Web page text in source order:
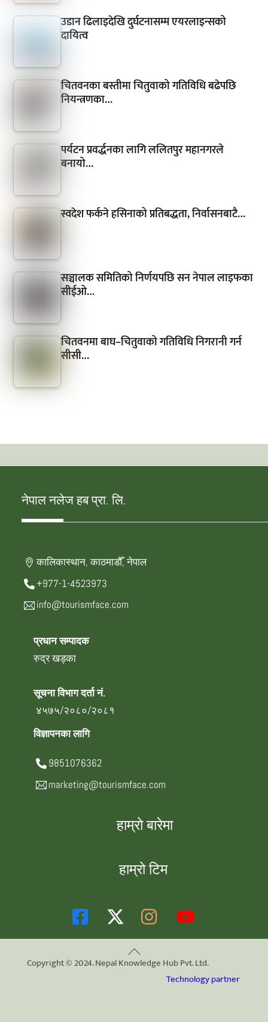
उडान ढिलाइदेखि दुर्घटनासम्म एयरलाइन्सको
दायित्व
चितवनका बस्तीमा चितुवाको गतिविधि बढेपछि
नियन्त्रणका…
पर्यटन प्रवर्द्धनका लागि ललितपुर महानगरले
बनायो…
स्वदेश फर्कने हसिनाको प्रतिबद्धता, निर्वासनबाटै…
सञ्चालक समितिको निर्णयपछि सन नेपाल लाइफका
सीईओ…
चितवनमा बाघ–चितुवाको गतिविधि निगरानी गर्न
सीसी…
नेपाल नलेज हब प्रा. लि.
कालिकास्थान, काठमाडौँ, नेपाल
+977-1-4523973
info@tourismface.com
प्रधान सम्पादक
रुद्र खड्का
सूचना विभाग दर्ता नं.
४५७५/२०८०/२०८१
विज्ञापनका लागि
9851076362
marketing@tourismface.com
हाम्रो बारेमा
हाम्रो टिम
Back
To
Copyright © 2024. Nepal Knowledge Hub Pvt. Ltd.
Technology partner